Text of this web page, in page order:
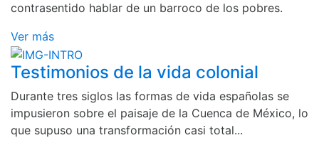
contrasentido hablar de un barroco de los pobres.
Ver más
Testimonios de la vida colonial
Durante tres siglos las formas de vida españolas se
impusieron sobre el paisaje de la Cuenca de México, lo
que supuso una transformación casi total...